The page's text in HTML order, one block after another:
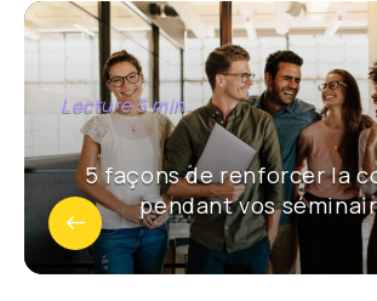
5 façons de renforcer la
pendant vos